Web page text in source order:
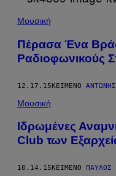
Μουσική
Πέρασα Ένα
Ραδιοφωνικούς
12.17.15ΚΕΊΜΕΝΟ
Μουσική
Ιδρωμένες
Club των
10.14.15 ΚΕΊΜΕΝΟ ΠΑΎΛΟΣ